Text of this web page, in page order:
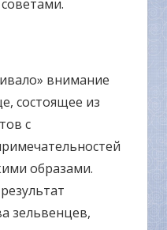
внимание
состоящее из
с
образами.
зельвенцев,